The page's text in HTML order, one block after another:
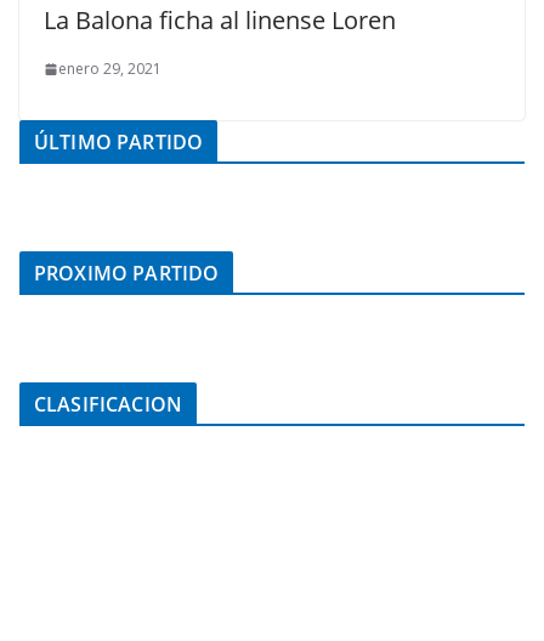
La Balona ficha al linense Loren
enero 29, 2021
ÚLTIMO PARTIDO
PROXIMO PARTIDO
CLASIFICACION